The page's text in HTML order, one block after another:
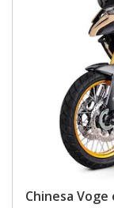
Chinesa